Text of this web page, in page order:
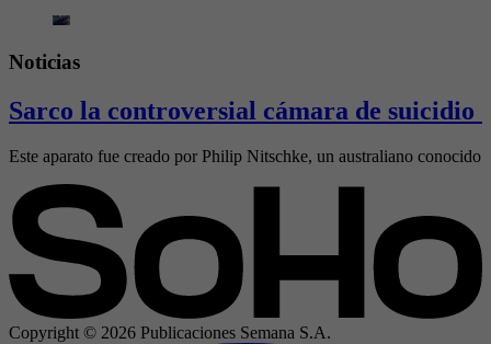
Noticias
Sarco la controversial cámara de suicidio
Este aparato fue creado por Philip Nitschke, un australiano conocido
Copyright © 2026 Publicaciones Semana S.A.